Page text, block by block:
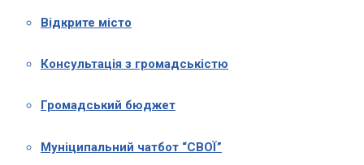
Відкрите місто
Консультація з громадськістю
Громадський бюджет
Муніципальний чатбот “СВОЇ”